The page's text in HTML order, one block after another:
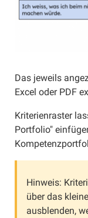
Das jeweils
Excel oder PDF
Kriterienraster
Portfolio"
Hinweis:
über das kleine
ausblenden,
Portfolios
Kriterienraster
Lernkarten
Lernkartei
Lehrpersonen
Materialien